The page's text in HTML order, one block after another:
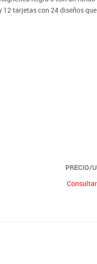
tarjetas con 24 diseños
PRECIO/U
Consultar